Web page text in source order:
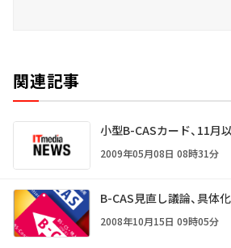
関連記事
小型B-CASカード、11月
2009年05月08日 08時31分
B-CAS見直し議論、具体
2008年10月15日 09時05分